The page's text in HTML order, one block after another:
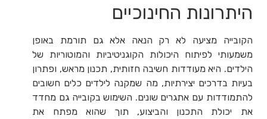
היתרונות החינוכיים
הקובייה מציעה לא רק הנאה אלא גם תורמת באופן
משמעותי לפיתוח היכולות הקוגניטיביות והמוטוריות של
הילדים. היא מעודדות חשיבה חזותית, תכנון מראש, ופתרון
בעיות בדרכים יצירתיות, מה שמקנה לילדים כלים חשובים
להתמודדות עם אתגרים שונים. השימוש בקובייה גם מחדד
את יכולת התכנון והביצוע, תוך שהוא מפתח את